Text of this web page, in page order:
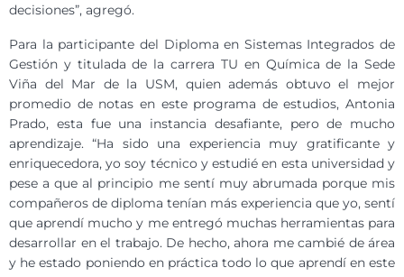
decisiones”, agregó.
Para la participante del Diploma en Sistemas Integrados de
Gestión y titulada de la carrera TU en Química de la Sede
Viña del Mar de la USM, quien además obtuvo el mejor
promedio de notas en este programa de estudios, Antonia
Prado, esta fue una instancia desafiante, pero de mucho
aprendizaje. “Ha sido una experiencia muy gratificante y
enriquecedora, yo soy técnico y estudié en esta universidad y
pese a que al principio me sentí muy abrumada porque mis
compañeros de diploma tenían más experiencia que yo, sentí
que aprendí mucho y me entregó muchas herramientas para
desarrollar en el trabajo. De hecho, ahora me cambié de área
y he estado poniendo en práctica todo lo que aprendí en este